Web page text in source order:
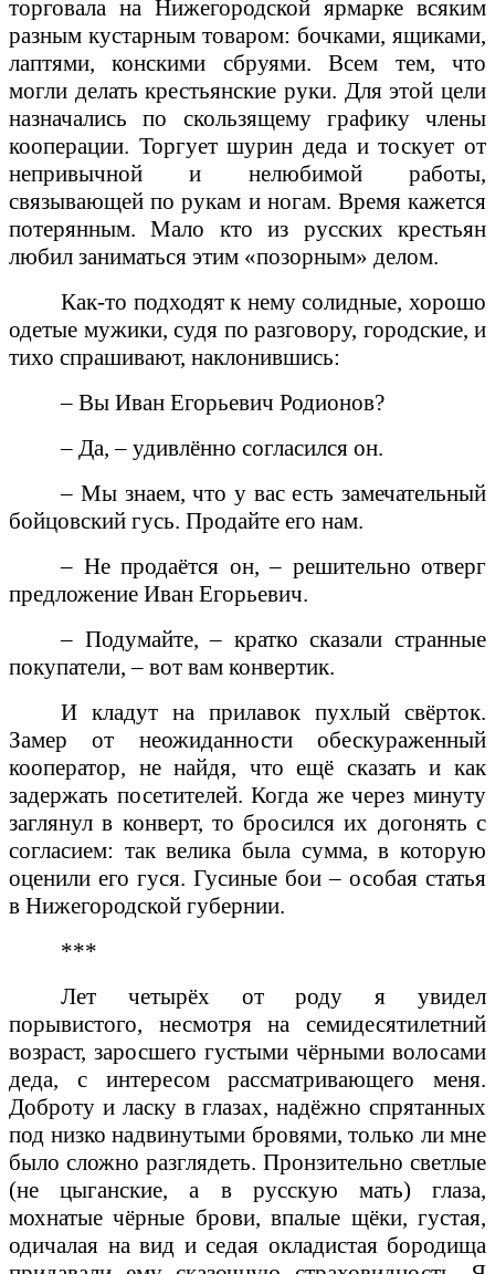
торговала на Нижегородской ярмарке всяким
разным кустарным товаром: бочками, ящиками,
лаптями, конскими сбруями. Всем тем, что
могли делать крестьянские руки. Для этой цели
назначались по скользящему графику члены
кооперации. Торгует шурин деда и тоскует от
непривычной и нелюбимой работы,
связывающей по рукам и ногам. Время кажется
потерянным. Мало кто из русских крестьян
любил заниматься этим «позорным» делом.
Как-то подходят к нему солидные, хорошо
одетые мужики, судя по разговору, городские, и
тихо спрашивают, наклонившись:
– Вы Иван Егорьевич Родионов?
– Да, – удивлённо согласился он.
– Мы знаем, что у вас есть замечательный
бойцовский гусь. Продайте его нам.
– Не продаётся он, – решительно отверг
предложение Иван Егорьевич.
– Подумайте, – кратко сказали странные
покупатели, – вот вам конвертик.
И кладут на прилавок пухлый свёрток.
Замер от неожиданности обескураженный
кооператор, не найдя, что ещё сказать и как
задержать посетителей. Когда же через минуту
заглянул в конверт, то бросился их догонять с
согласием: так велика была сумма, в которую
оценили его гуся. Гусиные бои – особая статья
в Нижегородской губернии.
***
Лет четырёх от роду я увидел
порывистого, несмотря на семидесятилетний
возраст, заросшего густыми чёрными волосами
деда, с интересом рассматривающего меня.
Доброту и ласку в глазах, надёжно спрятанных
под низко надвинутыми бровями, только ли мне
было сложно разглядеть. Пронзительно светлые
(не цыганские, а в русскую мать) глаза,
мохнатые чёрные брови, впалые щёки, густая,
одичалая на вид и седая окладистая бородища